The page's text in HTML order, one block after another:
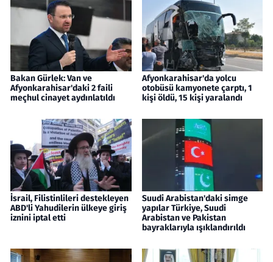
Bakan Gürlek: Van ve
Afyonkarahisar'daki 2 faili
meçhul cinayet aydınlatıldı
Afyonkarahisar'da yolcu
otobüsü kamyonete çarptı, 1
kişi öldü, 15 kişi yaralandı
İsrail, Filistinlileri destekleyen
ABD'li Yahudilerin ülkeye giriş
iznini iptal etti
Suudi Arabistan'daki simge
yapılar Türkiye, Suudi
Arabistan ve Pakistan
bayraklarıyla ışıklandırıldı